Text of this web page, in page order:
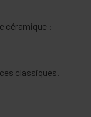
céramique :
classiques.